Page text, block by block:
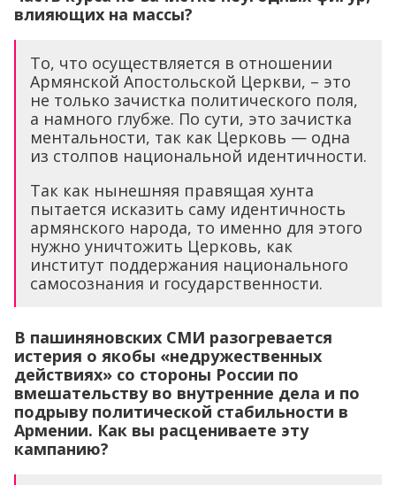
влияющих на массы?
То, что осуществляется в отношении
Армянской Апостольской Церкви, – это
не только зачистка политического поля,
а намного глубже. По сути, это зачистка
ментальности, так как Церковь — одна
из столпов национальной идентичности.
Так как нынешняя правящая хунта
пытается исказить саму идентичность
армянского народа, то именно для этого
нужно уничтожить Церковь, как
институт поддержания национального
самосознания и государственности.
В пашиняновских СМИ разогревается
истерия о якобы «недружественных
действиях» со стороны России по
вмешательству во внутренние дела и по
подрыву политической стабильности в
Армении. Как вы расцениваете эту
кампанию?